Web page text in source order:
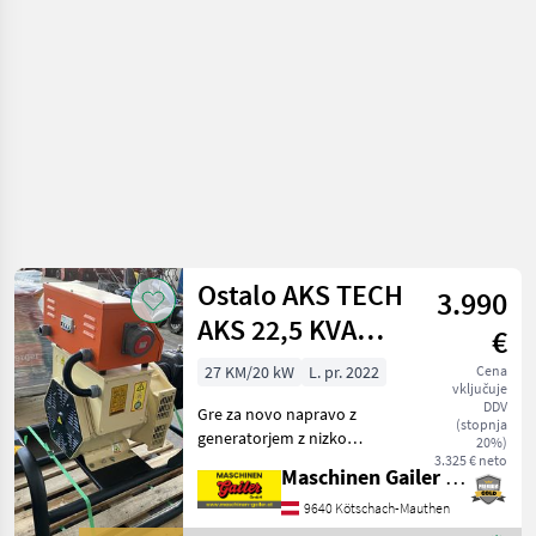
Ostalo AKS TECH
AKS 22,5 KVA
motor z nizko
3.990
€
Cena
vključuje
DDV
(stopnja
20%)
3.325 € neto
27 KM/20 kW
L. pr. 2022
Gre za novo napravo z
generatorjem z nizko
obr./min) in AVR-regulacijo.
Napravo poganja traktor s
Maschinen Gailer GmbH
9640 Kötschach-Mauthen